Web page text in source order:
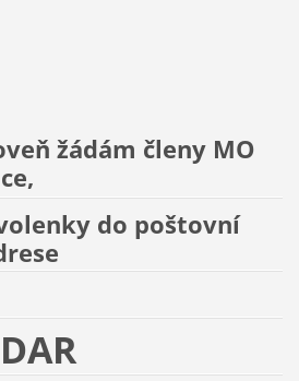
žádám členy MO
do poštovní